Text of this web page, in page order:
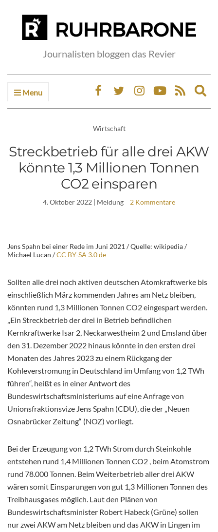
Journalisten bloggen das Revier
Menu
Wirtschaft
Streckbetrieb für alle drei AKW
könnte 1,3 Millionen Tonnen
CO2 einsparen
4. Oktober 2022 | Meldung 2 Kommentare
Jens Spahn bei einer Rede im Juni 2021 / Quelle: wikipedia /
Michael Lucan /CC BY-SA 3.0 de
Sollten alle drei noch aktiven deutschen Atomkraftwerke bis
einschließlich März kommenden Jahres am Netz bleiben,
könnten rund 1,3 Millionen Tonnen CO2 eingespart werden.
„Ein Streckbetrieb der drei in Betrieb befindlichen
Kernkraftwerke Isar 2, Neckarwestheim 2 und Emsland über
den 31. Dezember 2022 hinaus könnte in den ersten drei
Monaten des Jahres 2023 zu einem Rückgang der
Kohleverstromung in Deutschland im Umfang von 1,2 TWh
führen“, heißt es in einer Antwort des
Bundeswirtschaftsministeriums auf eine Anfrage von
Unionsfraktionsvize Jens Spahn (CDU), die der „Neuen
Osnabrücker Zeitung“ (NOZ) vorliegt.
Bei der Erzeugung von 1,2 TWh Strom durch Steinkohle
entstehen rund 1,4 Millionen Tonnen CO2 , beim Atomstrom
rund 78.000 Tonnen. Beim Weiterbetrieb aller drei AKW
wären somit Einsparungen von gut 1,3 Millionen Tonnen des
Treibhausgases möglich. Laut den Plänen von
Bundeswirtschaftsminister Robert Habeck (Grüne) sollen
nur zwei AKW am Netz bleiben und das AKW in Lingen im